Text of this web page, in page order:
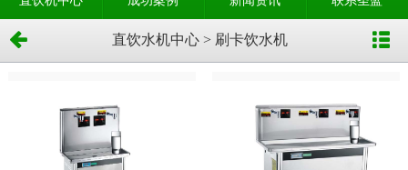
直饮水机中心 > 刷卡饮水机